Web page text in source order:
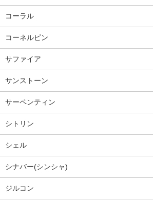
コーラル
コーネルピン
サファイア
サンストーン
サーペンティン
シトリン
シェル
シナバー(シンシャ)
ジルコン